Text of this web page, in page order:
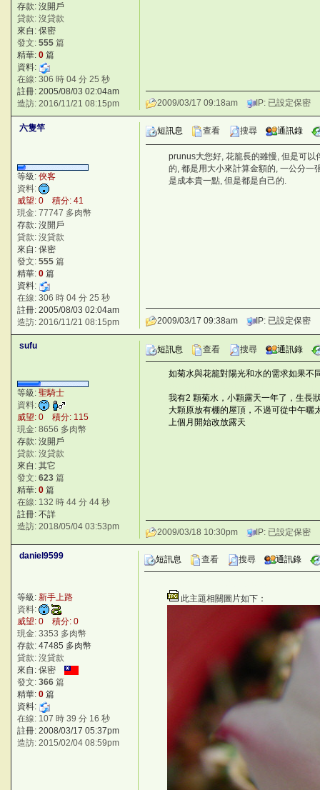
存款: 沒開戶
貸款: 沒貸款
來自: 保密
發文: 555 篇
精華: 0 篇
資料:
在線: 306 時 04 分 25 秒
註冊: 2005/08/03 02:04am
造訪: 2016/11/21 08:15pm
2009/03/17 09:18am IP: 已設定保密
六隻竿
等級: 俠客
資料:
威望: 0 積分: 41
現金: 77747 多肉幣
存款: 沒開戶
貸款: 沒貸款
來自: 保密
發文: 555 篇
精華: 0 篇
資料:
在線: 306 時 04 分 25 秒
註冊: 2005/08/03 02:04am
造訪: 2016/11/21 08:15pm
短訊息 查看 搜尋 通訊錄
prunus大您好, 花籠長的雖慢, 但是可
的, 都是用大小來計算金額的, 一公分一
是成本貴一點, 但是都是自己的.
2009/03/17 09:38am IP: 已設定保密
sufu
等級: 聖騎士
資料:
威望: 0 積分: 115
現金: 8656 多肉幣
存款: 沒開戶
貸款: 沒貸款
來自: 其它
發文: 623 篇
精華: 0 篇
在線: 132 時 44 分 44 秒
註冊: 不詳
造訪: 2018/05/04 03:53pm
短訊息 查看 搜尋 通訊錄
如菊水與花籠對陽光和水的需求如果不
我有2 顆菊水，小顆露天一年了，生長
大顆原放有棚的屋頂，不過可從中午曬
上個月開始改放露天
2009/03/18 10:30pm IP: 已設定保密
daniel9599
等級: 新手上路
資料:
威望: 0 積分: 0
現金: 3353 多肉幣
存款: 47485 多肉幣
貸款: 沒貸款
來自: 保密
發文: 366 篇
精華: 0 篇
資料:
在線: 107 時 39 分 16 秒
註冊: 2008/03/17 05:37pm
造訪: 2015/02/04 08:59pm
短訊息 查看 搜尋 通訊錄
此主題相關圖片如下：